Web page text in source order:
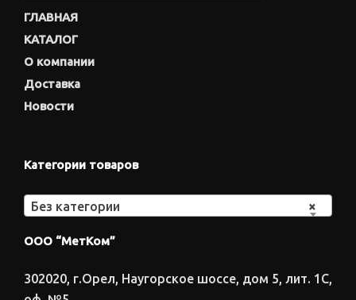
ГЛАВНАЯ
КАТАЛОГ
О компании
Доставка
Новости
Категории товаров
×
Без категории
ООО “МетКом”
302020, г.Орел, Наугорское шоссе, дом 5, лит. 1С,